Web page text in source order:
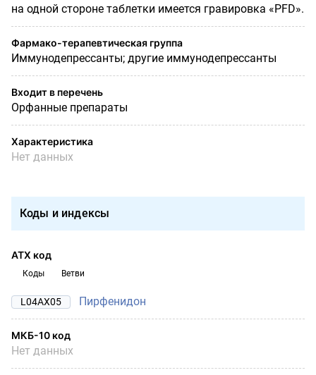
на одной стороне таблетки имеется гравировка «PFD».
Фармако-терапевтическая группа
Иммунодепрессанты; другие иммунодепрессанты
Входит в перечень
Орфанные препараты
Характеристика
Нет данных
Коды и индексы
АТХ код
Коды Ветви
L04AX05 Пирфенидон
МКБ-10 код
Нет данных